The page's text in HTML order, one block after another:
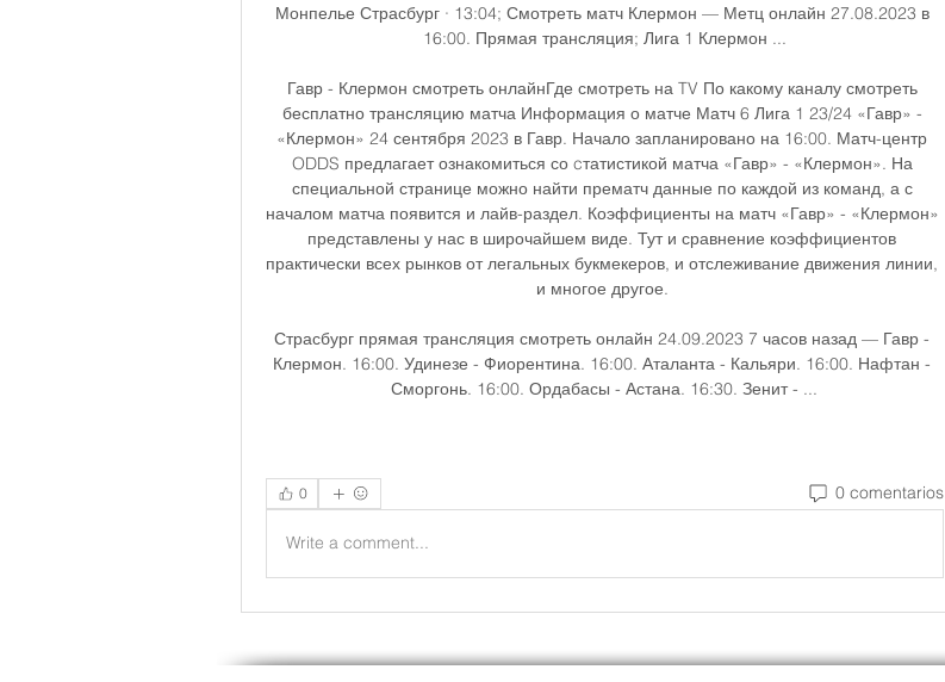
Монпелье Страсбург · 13:04; Смотреть матч Клермон — Метц онлайн 27.08.2023 в
16:00. Прямая трансляция; Лига 1 Клермон ...
Гавр - Клермон смотреть онлайнГде смотреть на TV По какому каналу смотреть
бесплатно трансляцию матча Информация о матче Матч 6 Лига 1 23/24 «Гавр» -
«Клермон» 24 сентября 2023 в Гавр. Начало запланировано на 16:00. Матч-центр
ODDS предлагает ознакомиться со cтатистикой матча «Гавр» - «Клермон». На
специальной странице можно найти прематч данные по каждой из команд, а с
началом матча появится и лайв-раздел. Коэффициенты на матч «Гавр» - «Клермон»
представлены у нас в широчайшем виде. Тут и сравнение коэффициентов
практически всех рынков от легальных букмекеров, и отслеживание движения линии,
и многое другое.
Страсбург прямая трансляция смотреть онлайн 24.09.2023 7 часов назад — Гавр -
Клермон. 16:00. Удинезе - Фиорентина. 16:00. Аталанта - Кальяри. 16:00. Нафтан -
Сморгонь. 16:00. Ордабасы - Астана. 16:30. Зенит - ...
0 0 comentarios
Write a comment...